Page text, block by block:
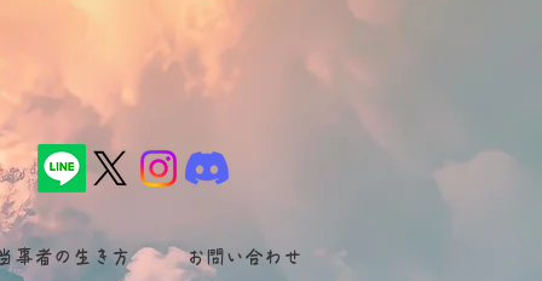
事者の生き方 お問い合わせ